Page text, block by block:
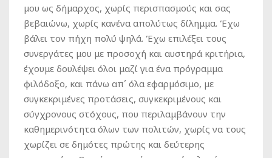
μου ως δήμαρχος, χωρίς περισπασμούς και σας
βεβαιώνω, χωρίς κανένα απολύτως δίλημμα. Έχω
βάλει τον πήχη πολύ ψηλά. Έχω επιλέξει τους
συνεργάτες μου με προσοχή και αυστηρά κριτήρια,
έχουμε δουλέψει όλοι μαζί για ένα πρόγραμμα
φιλόδοξο, και πάνω απ΄ όλα εφαρμόσιμο, με
συγκεκριμένες προτάσεις, συγκεκριμένους και
σύγχρονους στόχους, που περιλαμβάνουν την
καθημερινότητα όλων των πολιτών, χωρίς να τους
χωρίζει σε δημότες πρώτης και δεύτερης